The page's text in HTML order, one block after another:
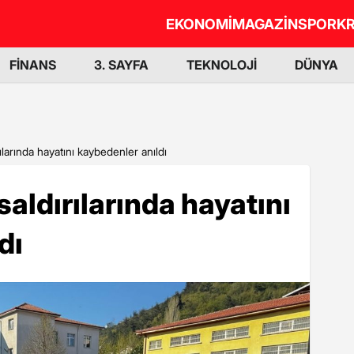
EKONOMİMAGAZİNSPOR
FİNANS 3. SAYFA TEKNOLOJİ DÜNYA
hayatını kaybedenler anıldı
hayatını